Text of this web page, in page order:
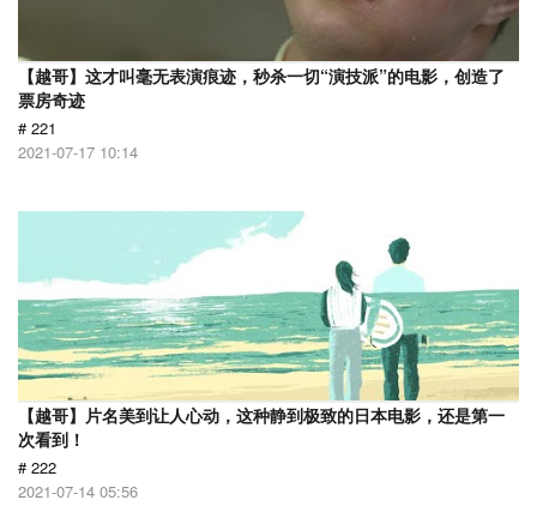
【越哥】这才叫毫无表演痕迹，秒杀一切“演技派”的电影，创造了
票房奇迹
# 221
2021-07-17 10:14
【越哥】片名美到让人心动，这种静到极致的日本电影，还是第一
次看到！
# 222
2021-07-14 05:56